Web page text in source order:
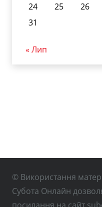
24
25 26
31
« Лип
© Використання
Субота Онлайн